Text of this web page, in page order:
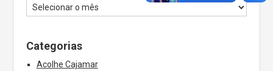
Categorias
Acolhe Cajamar